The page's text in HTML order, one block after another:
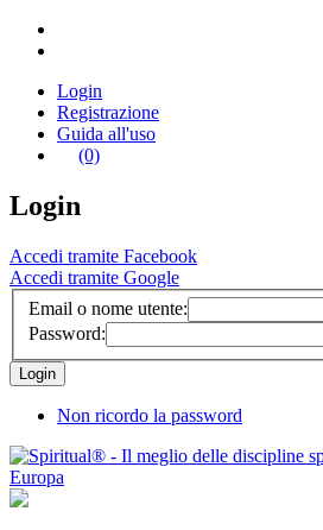
Login
Registrazione
Guida all'uso
(0)
Login
Accedi tramite Facebook
Accedi tramite Google
Email o nome utente:
Password:
Non ricordo la password